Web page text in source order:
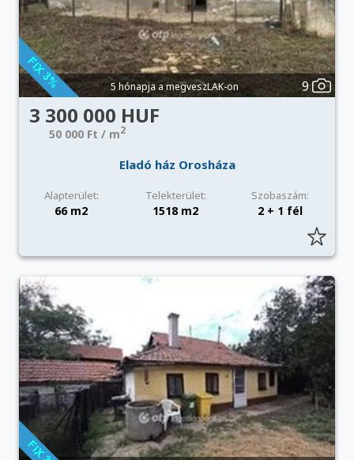
5 hónapja a megveszLAK-on 9
3 300 000 HUF
50 000 Ft / m2
Eladó ház Orosháza
Alapterület: Telekterület: Szobaszám:
66 m2 1518 m2 2 + 1 fél